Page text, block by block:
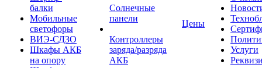
балки
Мобильные
светофоры
ВИЭ-СДЗО
Шкафы АКБ
на опору
Солнечные
панели
Контроллеры
заряда/разряда
АКБ
Цены
Услуги